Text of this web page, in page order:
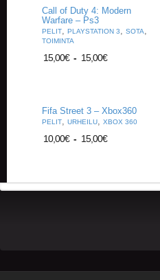
Call of Duty 4: Modern
Warfare – Ps3
PELIT, PLAYSTATION 3, SOTA,
TOIMINTA
15,00€ - 15,00€
Fifa Street 3 – Xbox360
PELIT, URHEILU, XBOX 360
10,00€ - 15,00€